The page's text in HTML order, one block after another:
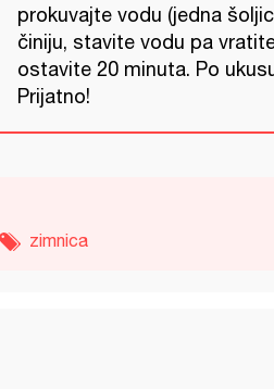
prokuvajte vodu (jedna
činiju, stavite vodu pa
ostavite 20 minuta. Po
Prijatno!
zimnica